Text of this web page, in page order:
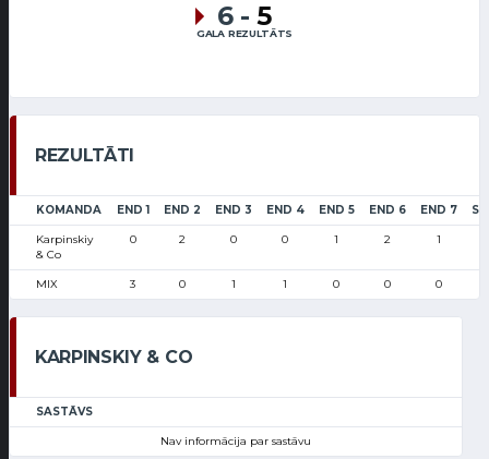
6 - 5
GALA REZULTĀTS
REZULTĀTI
KOMANDA END 1 END 2 END 3 END 4 END 5 END 6 END 7
Karpinskiy
& Co
0 2 0 0 1 2 1
MIX 3 0 1 1 0 0 0
KARPINSKIY & CO
SASTĀVS
Nav informācija par sastāvu